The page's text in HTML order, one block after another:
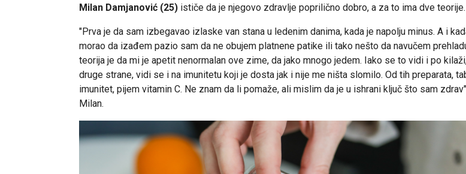
Milan Damjanović (25) ističe da je njegovo zdravlje poprilično dobro, a za to ima dve teorije.
"Prva je da sam izbegavao izlaske van stana u ledenim danima, kada je napolju minus. A i
morao da izađem pazio sam da ne obujem platnene patike ili tako nešto da navučem
teorija je da mi je apetit nenormalan ove zime, da jako mnogo jedem. Iako se to vidi i po
druge strane, vidi se i na imunitetu koji je dosta jak i nije me ništa slomilo. Od tih preparata,
imunitet, pijem vitamin C. Ne znam da li pomaže, ali mislim da je u ishrani ključ što sam
Milan.